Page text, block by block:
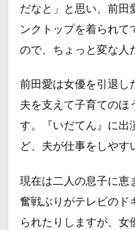
だなと」と思い、前田
ンクトップを着られて
ので、ちょっと変な人
前田愛は女優を引退し
夫を支えて子育てのほ
す。『いだてん』に出
ど、夫が仕事をしやす
現在は二人の息子に恵
奮戦ぶりがテレビのド
られたりしますが、女